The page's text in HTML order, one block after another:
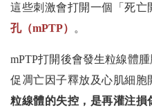
這些刺激會打開一個「死
孔（mPTP）
。
mPTP打開後會發生粒線體
促凋亡因子釋放及心肌細胞
粒線體的失控，是再灌注損